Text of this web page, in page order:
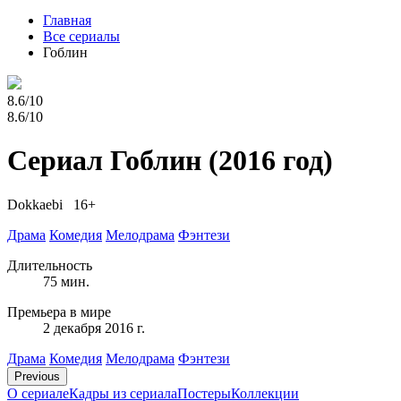
Главная
Все сериалы
Гоблин
8.6/10
8.6/10
Сериал Гоблин (2016 год)
Dokkaebi 16+
Драма Комедия Мелодрама Фэнтези
Длительность
75 мин.
Премьера в мире
2 декабря 2016 г.
Драма Комедия Мелодрама Фэнтези
Previous
О сериалеКадры из сериалaПостерыКоллекции